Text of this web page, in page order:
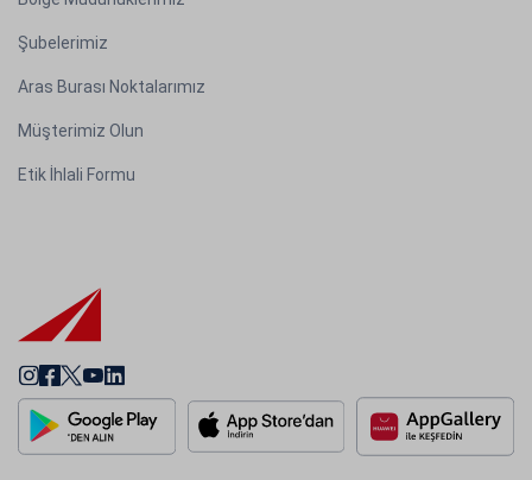
Şubelerimiz
Aras Burası Noktalarımız
Müşterimiz Olun
Etik İhlali Formu